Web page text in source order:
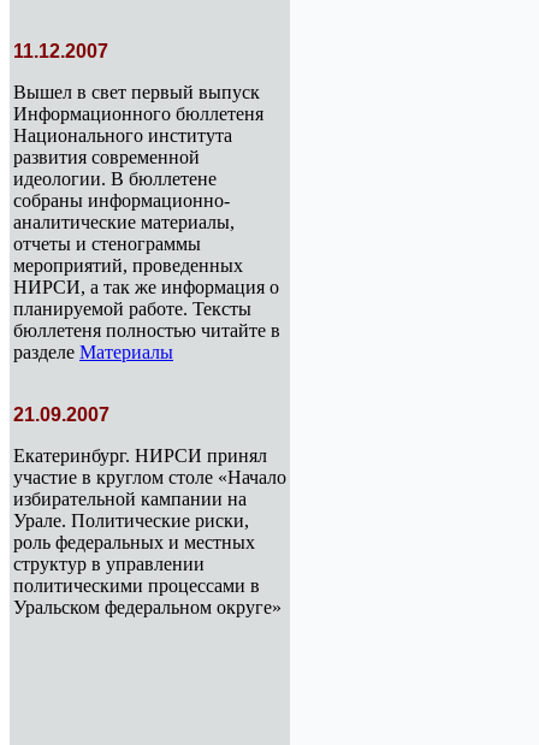
11.12.2007
Вышел в свет первый выпуск
Информационного бюллетеня
Национального института
развития современной
идеологии. В бюллетене
собраны информационно-
аналитические материалы,
отчеты и стенограммы
мероприятий, проведенных
НИРСИ, а так же информация о
планируемой работе. Тексты
бюллетеня полностью читайте в
разделе Материалы
21.09.2007
Екатеринбург. НИРСИ принял
участие в круглом столе «Начало
избирательной кампании на
Урале. Политические риски,
роль федеральных и местных
структур в управлении
политическими процессами в
Уральском федеральном округе»